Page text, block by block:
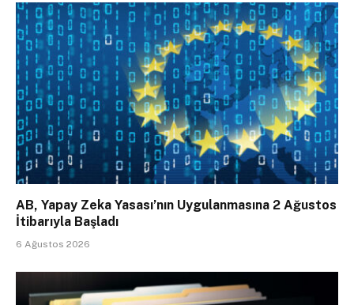
AB, Yapay Zeka Yasası’nın Uygulanmasına 2 Ağustos
İtibarıyla Başladı
6 Ağustos 2026